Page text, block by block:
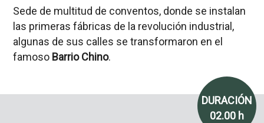
Sede de multitud de conventos, donde se instalan
las primeras fábricas de la revolución industrial,
algunas de sus calles se transformaron en el
famoso Barrio Chino.
DURACIÓN
02.00 h